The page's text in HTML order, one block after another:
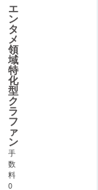
エ
ン
タ
メ
領
域
特
化
型
ク
ラ
フ
ァ
ン
手
数
料
0